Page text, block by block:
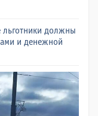
льготники должны
и денежной